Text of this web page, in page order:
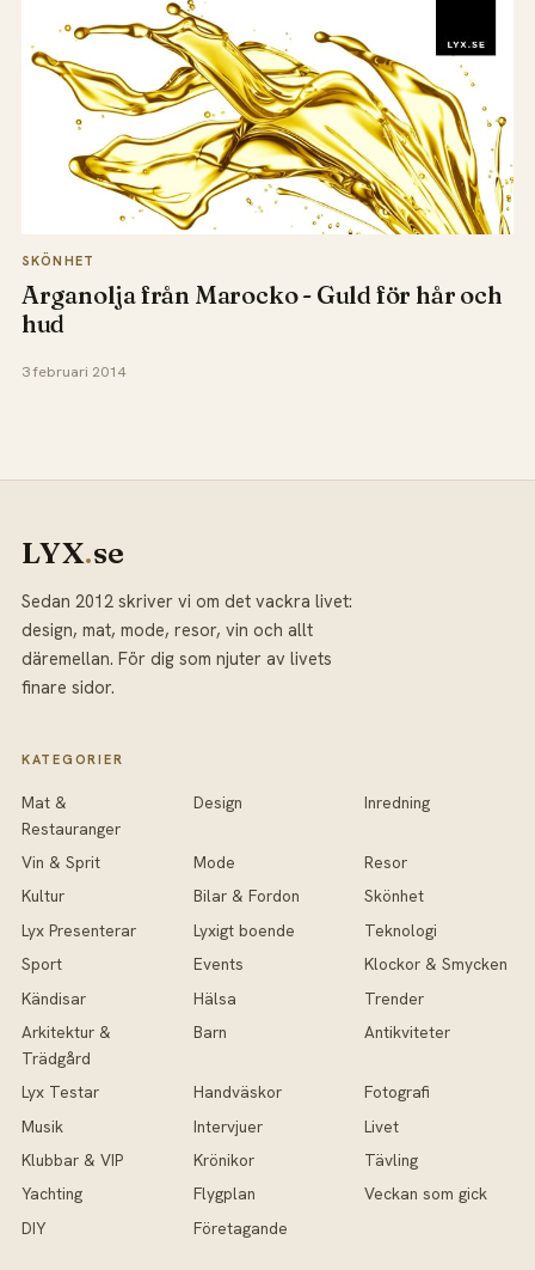
SKÖNHET
Arganolja från Marocko - Guld för hår och
hud
3 februari 2014
LYX.se
Sedan 2012 skriver vi om det vackra livet:
design, mat, mode, resor, vin och allt
däremellan. För dig som njuter av livets
finare sidor.
KATEGORIER
Mat &
Restauranger
Design Inredning
Vin & Sprit Mode
Resor
Kultur
Bilar & Fordon
Skönhet
Lyx Presenterar
Lyxigt boende
Teknologi
Sport
Events
Klockor & Smycken
Kändisar
Hälsa
Trender
Arkitektur &
Trädgård
Barn Antikviteter
Lyx Testar Handväskor
Fotografi
Musik
Intervjuer
Livet
Klubbar & VIP
Krönikor
Tävling
Yachting
Flygplan
Veckan som gick
DIY
Företagande